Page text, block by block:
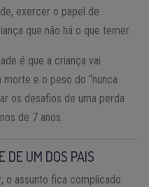
exercer o papel de
que não há o que temer.
é que a criança vai
e o peso do “nunca
os desafios de uma perda
de 7 anos.
DE UM DOS PAIS
o assunto fica complicado.